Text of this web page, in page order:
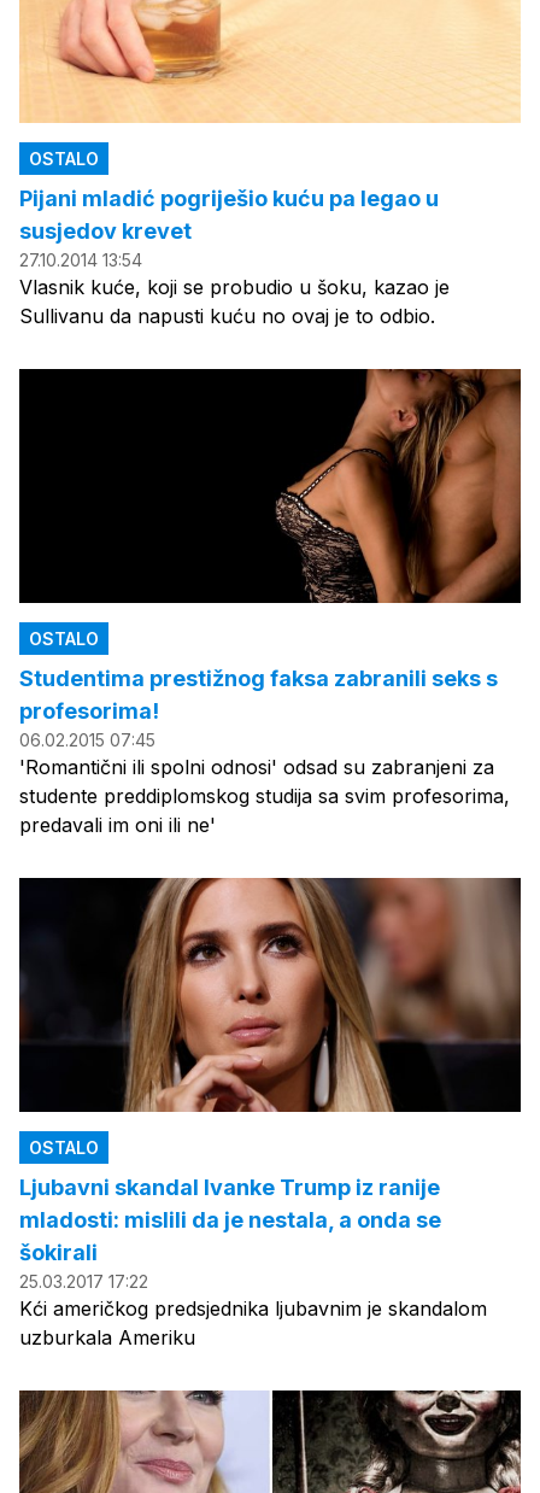
OSTALO
Pijani mladić pogriješio kuću pa legao u
susjedov krevet
27.10.2014 13:54
Vlasnik kuće, koji se probudio u šoku, kazao je
Sullivanu da napusti kuću no ovaj je to odbio.
OSTALO
Studentima prestižnog faksa zabranili seks s
profesorima!
06.02.2015 07:45
'Romantični ili spolni odnosi' odsad su zabranjeni za
studente preddiplomskog studija sa svim profesorima,
predavali im oni ili ne'
OSTALO
Ljubavni skandal Ivanke Trump iz ranije
mladosti: mislili da je nestala, a onda se
šokirali
25.03.2017 17:22
Kći američkog predsjednika ljubavnim je skandalom
uzburkala Ameriku